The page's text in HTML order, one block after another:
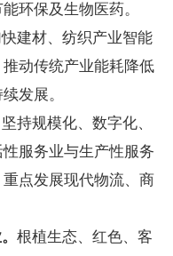
环保及生物医药。
建材、纺织产业智能
动传统产业能耗降低
发展。
坚持规模化、数字化、
服务业与生产性服务
点发展现代物流、商
根植生态、红色、客